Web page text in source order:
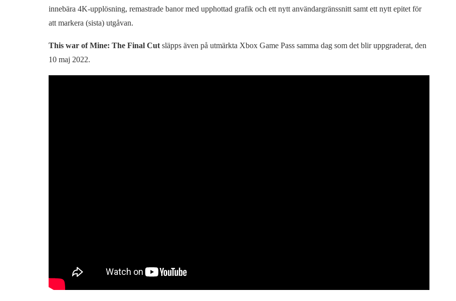
innebära 4K-upplösning, remastrade banor med upphottad grafik och ett nytt användargränssnitt samt ett nytt epitet för
att markera (sista) utgåvan.
This war of Mine: The Final Cutsläpps även på utmärkta Xbox Game Pass samma dag som det blir uppgraderat, den
10 maj 2022.